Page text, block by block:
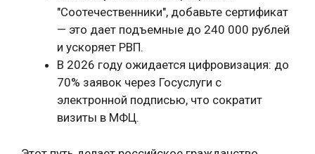
"Соотечественники", добавьте сертификат
— это дает подъемные до 240 000 рублей
и ускоряет РВП.
В 2026 году ожидается цифровизация: до
70% заявок через Госуслуги с
электронной подписью, что сократит
визиты в МФЦ.